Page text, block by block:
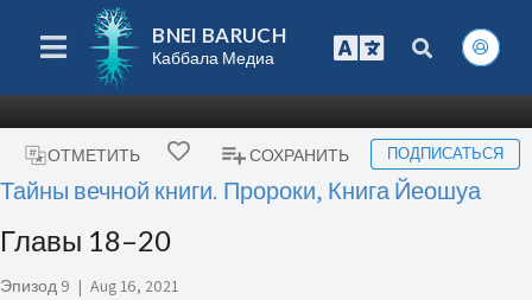
BNEI BARUCH
Каббала Медиа
ОТМЕТИТЬ СОХРАНИТЬ ПОДПИСАТЬСЯ
Тайны вечной книги. Пророки, Книга Йеошуа
Главы 18–20
Эпизод 9 | Aug 16, 2021